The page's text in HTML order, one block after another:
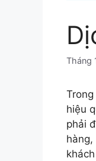
Tháng
hiệu
phải